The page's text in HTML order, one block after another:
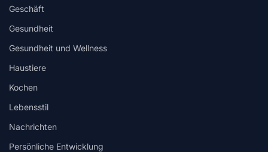
Geschäft
Gesundheit
Gesundheit und Wellness
Haustiere
Kochen
Lebensstil
Nachrichten
Persönliche Entwicklung